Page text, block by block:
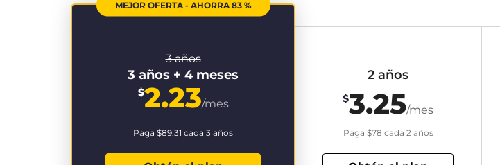
MEJOR OFERTA - AHORRA 83 %
3 años
3 años + 4 meses
$2.23/mes
Paga $89.31 cada 3 años
2 años
$3.25/mes
Paga $78 cada 2 años